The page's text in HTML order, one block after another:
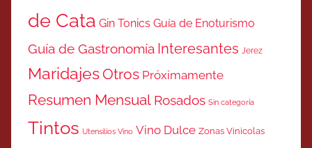
de Cata Gin Tonics Guía de Enoturismo
Guía de Gastronomía Interesantes Jerez
MaridajesOtros Próximamente
Resumen Mensual Rosados Sin categoría
Tintos Utensilios Vino Vino Dulce Zonas Vinicolas